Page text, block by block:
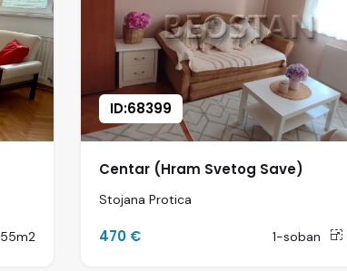
55m2
ID:68399
Centar (Hram Svetog Save)
Stojana Protica
470 € 1-soban